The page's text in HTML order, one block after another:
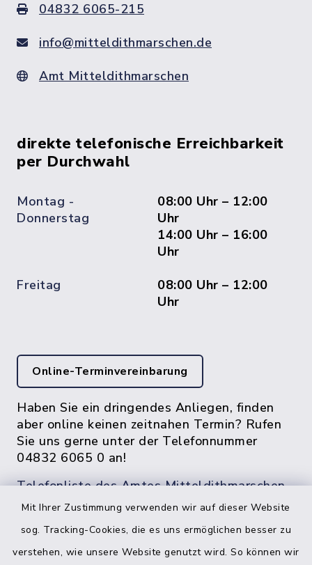
Mit Ihrer Zustimmung verwenden wir auf dieser Website
sog. Tracking-Cookies, die es uns ermöglichen besser zu
verstehen, wie unsere Website genutzt wird. So können wir
04832 6065-215
info@mitteldithmarschen.de
Amt Mitteldithmarschen
direkte telefonische Erreichbarkeit
per Durchwahl
Montag -
Donnerstag
08:00 Uhr – 12:00
Uhr
14:00 Uhr – 16:00
Uhr
Freitag
08:00 Uhr – 12:00
Uhr
Online-Terminvereinbarung
Haben Sie ein dringendes Anliegen, finden
aber online keinen zeitnahen Termin? Rufen
Sie uns gerne unter der Telefonnummer
04832 6065 0 an!
Telefonliste des Amtes Mitteldithmarschen